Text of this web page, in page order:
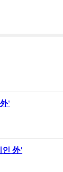
'
인 外'